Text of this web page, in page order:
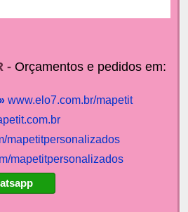
- Orçamentos e pedidos em:
www.elo7.com.br/mapetit
mapetitpersonalizados
mapetitpersonalizados